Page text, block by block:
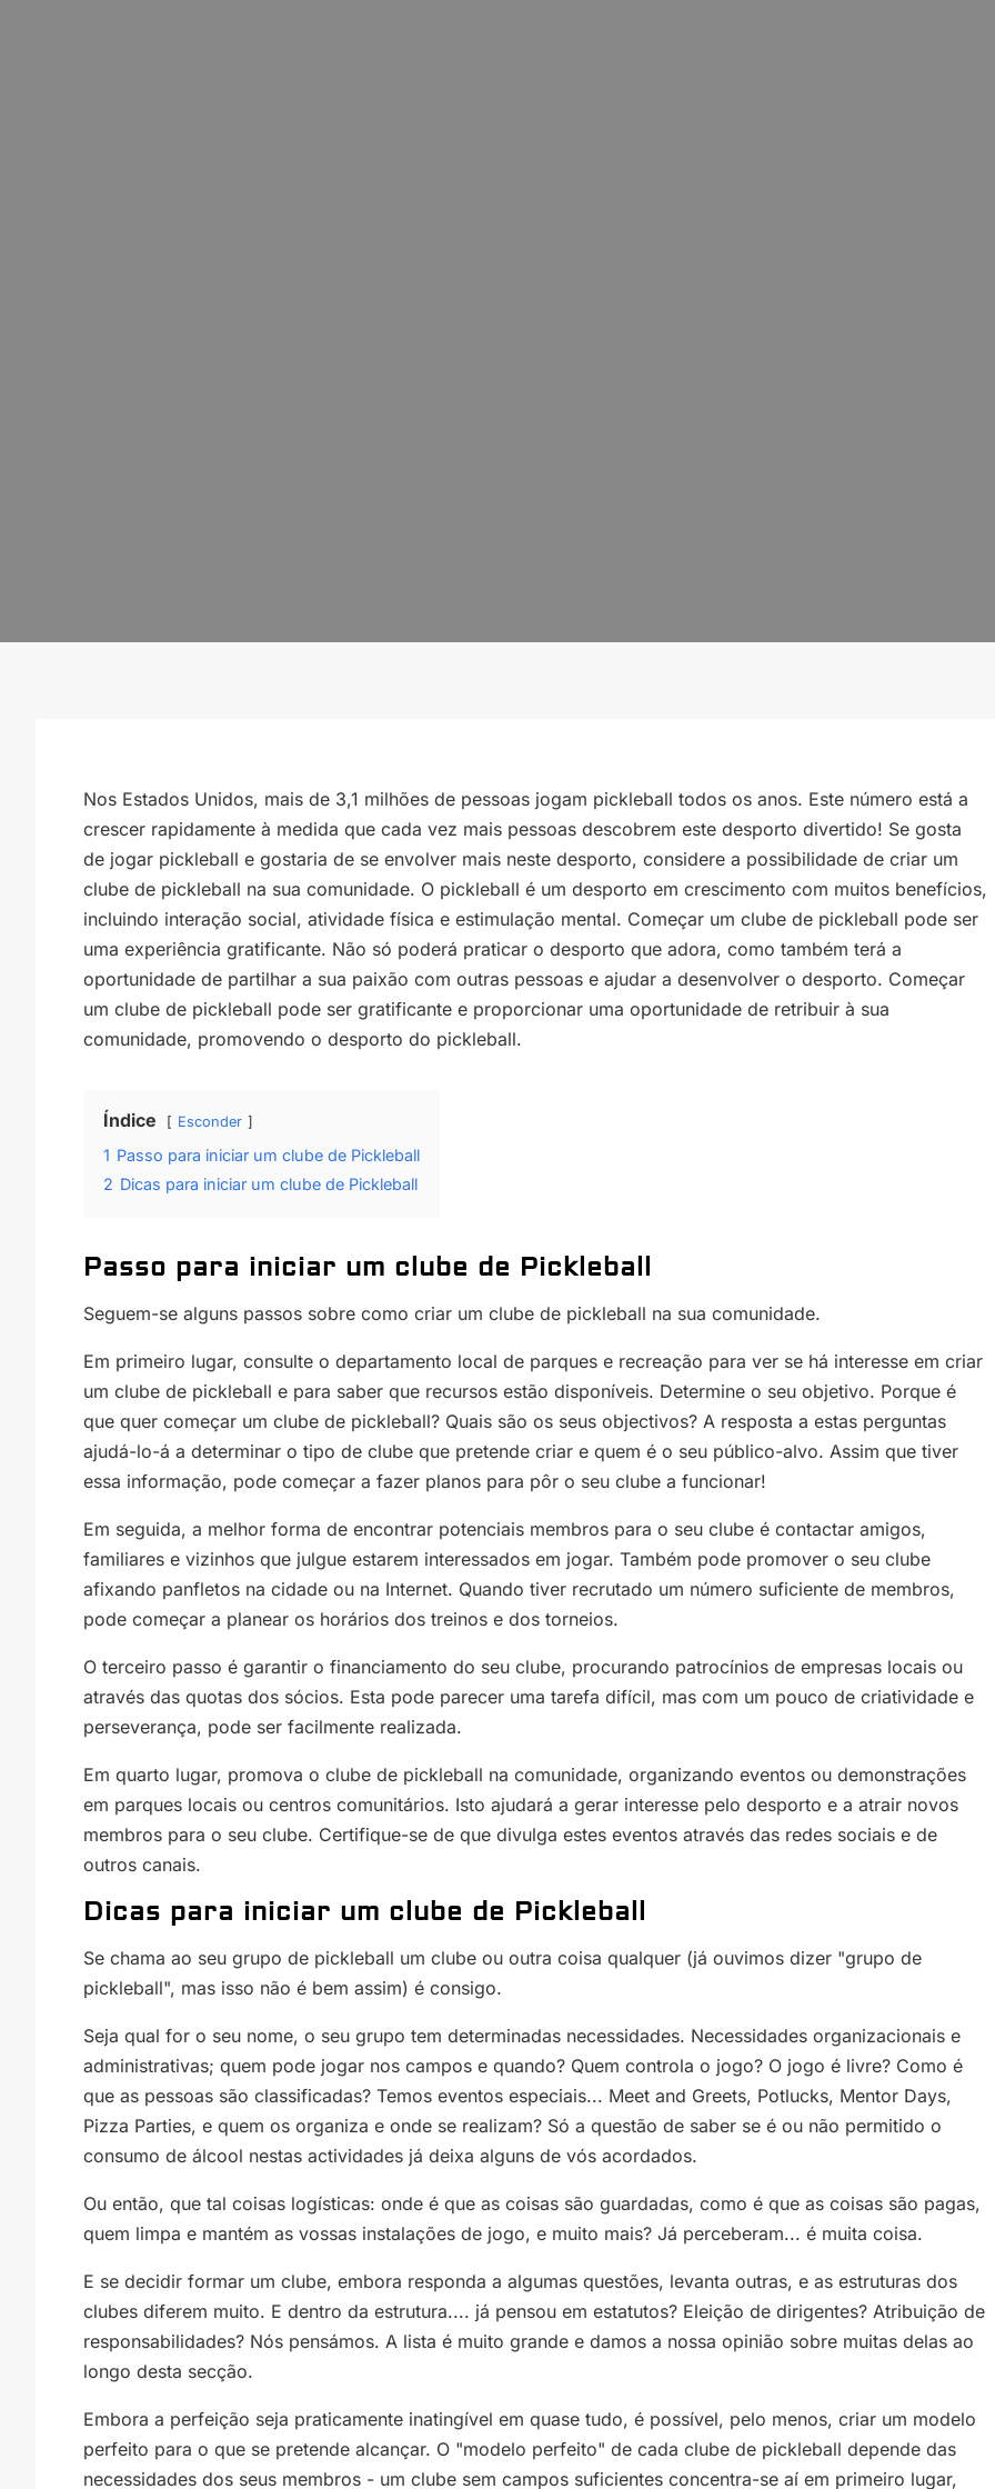
Nos Estados Unidos, mais de 3,1 milhões de pessoas jogam pickleball todos os anos. Este número está a
crescer rapidamente à medida que cada vez mais pessoas descobrem este desporto divertido! Se gosta
de jogar pickleball e gostaria de se envolver mais neste desporto, considere a possibilidade de criar um
clube de pickleball na sua comunidade. O pickleball é um desporto em crescimento com muitos benefícios,
incluindo interação social, atividade física e estimulação mental. Começar um clube de pickleball pode ser
uma experiência gratificante. Não só poderá praticar o desporto que adora, como também terá a
oportunidade de partilhar a sua paixão com outras pessoas e ajudar a desenvolver o desporto. Começar
um clube de pickleball pode ser gratificante e proporcionar uma oportunidade de retribuir à sua
comunidade, promovendo o desporto do pickleball.
Índice Esconder
1 Passo para iniciar um clube de Pickleball
2 Dicas para iniciar um clube de Pickleball
Passo para iniciar um clube de Pickleball
Seguem-se alguns passos sobre como criar um clube de pickleball na sua comunidade.
Em primeiro lugar, consulte o departamento local de parques e recreação para ver se há interesse em criar
um clube de pickleball e para saber que recursos estão disponíveis. Determine o seu objetivo. Porque é
que quer começar um clube de pickleball? Quais são os seus objectivos? A resposta a estas perguntas
ajudá-lo-á a determinar o tipo de clube que pretende criar e quem é o seu público-alvo. Assim que tiver
essa informação, pode começar a fazer planos para pôr o seu clube a funcionar!
Em seguida, a melhor forma de encontrar potenciais membros para o seu clube é contactar amigos,
familiares e vizinhos que julgue estarem interessados em jogar. Também pode promover o seu clube
afixando panfletos na cidade ou na Internet. Quando tiver recrutado um número suficiente de membros,
pode começar a planear os horários dos treinos e dos torneios.
O terceiro passo é garantir o financiamento do seu clube, procurando patrocínios de empresas locais ou
através das quotas dos sócios. Esta pode parecer uma tarefa difícil, mas com um pouco de criatividade e
perseverança, pode ser facilmente realizada.
Em quarto lugar, promova o clube de pickleball na comunidade, organizando eventos ou demonstrações
em parques locais ou centros comunitários. Isto ajudará a gerar interesse pelo desporto e a atrair novos
membros para o seu clube. Certifique-se de que divulga estes eventos através das redes sociais e de
outros canais.
Dicas para iniciar um clube de Pickleball
Se chama ao seu grupo de pickleball um clube ou outra coisa qualquer (já ouvimos dizer "grupo de
pickleball", mas isso não é bem assim) é consigo.
Seja qual for o seu nome, o seu grupo tem determinadas necessidades. Necessidades organizacionais e
administrativas; quem pode jogar nos campos e quando? Quem controla o jogo? O jogo é livre? Como é
que as pessoas são classificadas? Temos eventos especiais... Meet and Greets, Potlucks, Mentor Days,
Pizza Parties, e quem os organiza e onde se realizam? Só a questão de saber se é ou não permitido o
consumo de álcool nestas actividades já deixa alguns de vós acordados.
Ou então, que tal coisas logísticas: onde é que as coisas são guardadas, como é que as coisas são pagas,
quem limpa e mantém as vossas instalações de jogo, e muito mais? Já perceberam... é muita coisa.
E se decidir formar um clube, embora responda a algumas questões, levanta outras, e as estruturas dos
clubes diferem muito. E dentro da estrutura.... já pensou em estatutos? Eleição de dirigentes? Atribuição de
responsabilidades? Nós pensámos. A lista é muito grande e damos a nossa opinião sobre muitas delas ao
longo desta secção.
Embora a perfeição seja praticamente inatingível em quase tudo, é possível, pelo menos, criar um modelo
perfeito para o que se pretende alcançar. O "modelo perfeito" de cada clube de pickleball depende das
necessidades dos seus membros - um clube sem campos suficientes concentra-se aí em primeiro lugar,